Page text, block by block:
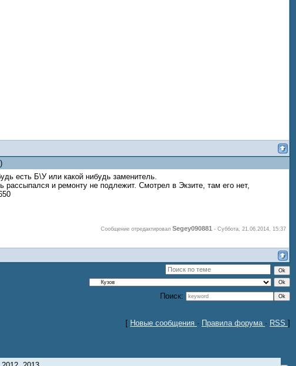
есть Б\У или какой нибудь заменитель.
рассыпался и ремонту не подлежит. Смотрел в Экзите, там его нет,
Сообщение отредактировал Segey090881 - Суббота, 21.06.2014, 15:37
Поиск:
[ Новые сообщения · Правила форума · RSS ]